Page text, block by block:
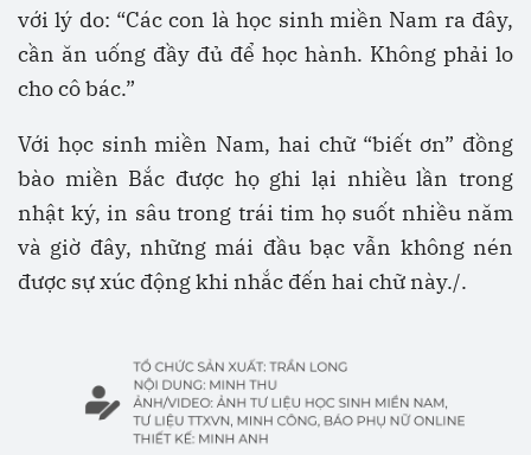
với lý do: “Các con là học sinh miền Nam ra đây,
cần ăn uống đầy đủ để học hành. Không phải lo
cho cô bác.”
Với học sinh miền Nam, hai chữ “biết ơn” đồng
bào miền Bắc được họ ghi lại nhiều lần trong
nhật ký, in sâu trong trái tim họ suốt nhiều năm
và giờ đây, những mái đầu bạc vẫn không nén
được sự xúc động khi nhắc đến hai chữ này./.